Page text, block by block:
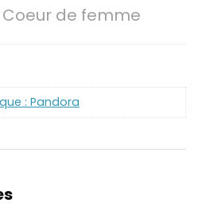
de femme
: Pandora